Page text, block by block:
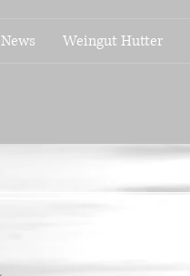
News Weingut Hutter